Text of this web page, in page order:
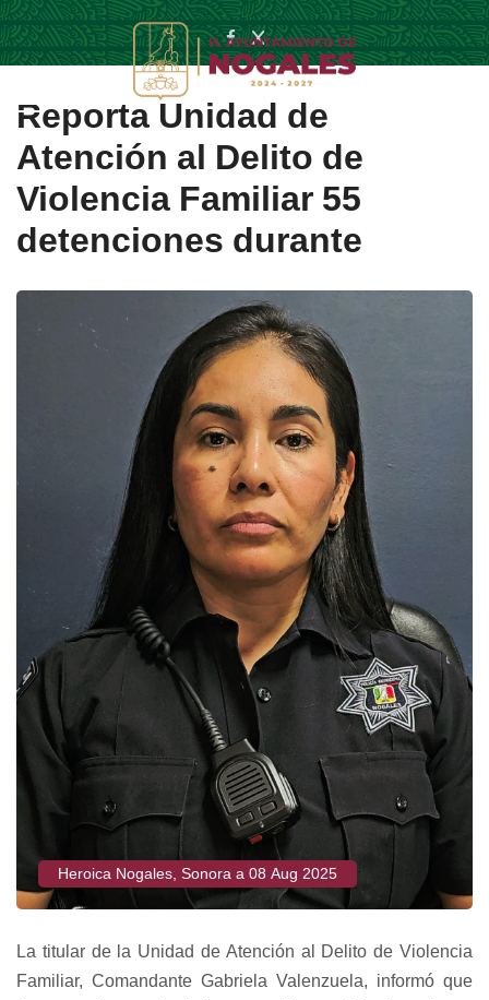
Reporta Unidad de
Atención al Delito de
Violencia Familiar 55
detenciones durante
Heroica Nogales, Sonora a 08 Aug 2025
La titular de la Unidad de Atención al Delito de Violencia
Familiar, Comandante Gabriela Valenzuela, informó que